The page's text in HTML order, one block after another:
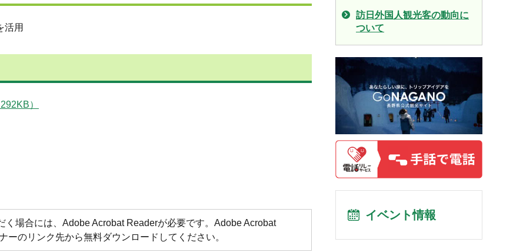
活用
）
く場合には、Adobe Acrobat Readerが必要です。Adobe Acrobat
ーのリンク先から無料ダウンロードしてください。
訪日外国人観光客の動向に
ついて
イベント情報